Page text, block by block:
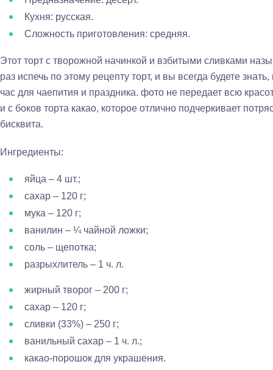
Кухня: русская.
Сложность приготовления: средняя.
Этот торт с творожной начинкой и взбитыми сливками
раз испечь по этому рецепту торт, и вы всегда будете
час для чаепития и праздника. фото не передает всю
и с боков торта какао, которое отлично подчеркивает
бисквита.
Ингредиенты:
яйца – 4 шт.;
сахар – 120 г;
мука – 120 г;
ванилин – ¼ чайной ложки;
соль – щепотка;
разрыхлитель – 1 ч. л.
жирный творог – 200 г;
сахар – 120 г;
сливки (33%) – 250 г;
ванильный сахар – 1 ч. л.;
какао-порошок для украшения.